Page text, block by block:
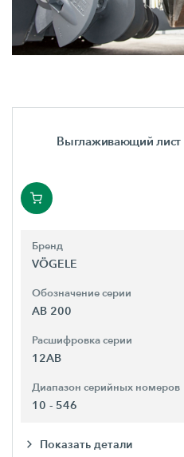
Выглаживающий лист
Бренд
VÖGELE
Обозначение серии
AB 200
Расшифровка серии
12AB
Диапазон серийных номеров
10 - 546
Показать детали